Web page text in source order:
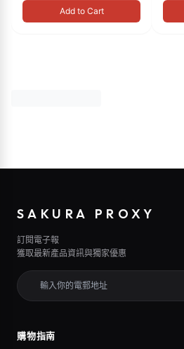
Add to Cart
SAKURA PROXY
訂閱電子報
獲取最新產品資訊與獨家優惠
購物指南